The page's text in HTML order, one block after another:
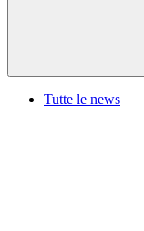
Tutte le news